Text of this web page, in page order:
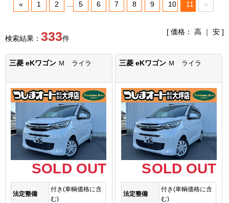
« 1 2 5 6 7 8 9 10 11 »
検索結果： 333件
[ 価格： 高 ｜ 安 ]
三菱 eKワゴン Ｍ ライラ
SOLD OUT
法定整備
付き(車輌価格に含
む)
三菱 eKワゴン Ｍ ライラ
SOLD OUT
法定整備
付き(車輌価格に含
む)